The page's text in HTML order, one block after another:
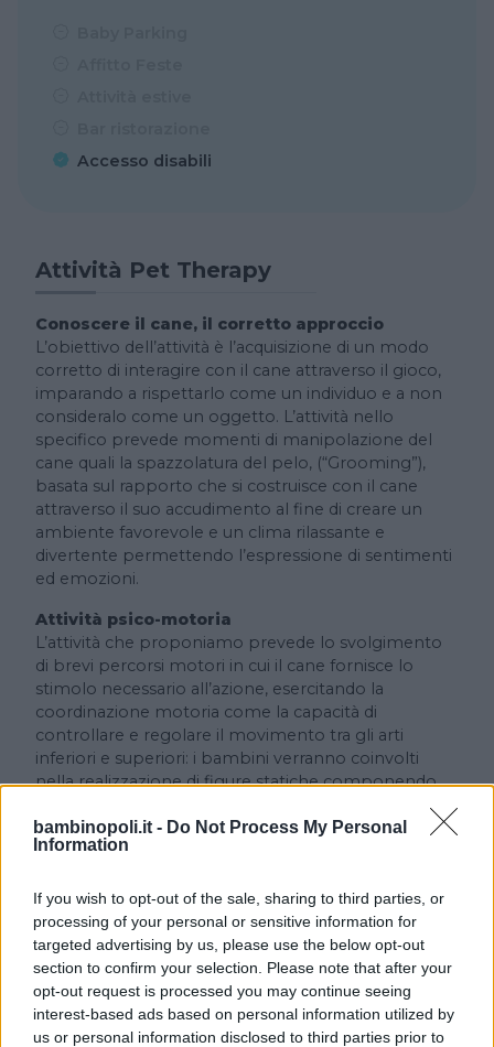
bambinopoli.it - Do Not Process My Personal
Information
If you wish to opt-out of the sale, sharing to third parties, or
processing of your personal or sensitive information for
targeted advertising by us, please use the below opt-out
section to confirm your selection. Please note that after your
opt-out request is processed you may continue seeing
interest-based ads based on personal information utilized by
us or personal information disclosed to third parties prior to
Accesso disabili
Attività Pet Therapy
Conoscere il cane, il corretto approccio
L’obiettivo dell’attività è l’acquisizione di un modo
corretto di interagire con il cane attraverso il gioco,
imparando a rispettarlo come un individuo e a non
consideralo come un oggetto. L’attività nello
specifico prevede momenti di manipolazione del
cane quali la spazzolatura del pelo, (“Grooming”),
basata sul rapporto che si costruisce con il cane
attraverso il suo accudimento al fine di creare un
ambiente favorevole e un clima rilassante e
divertente permettendo l’espressione di sentimenti
ed emozioni.
Attività psico-motoria
L’attività che proponiamo prevede lo svolgimento
di brevi percorsi motori in cui il cane fornisce lo
stimolo necessario all’azione, esercitando la
coordinazione motoria come la capacità di
controllare e regolare il movimento tra gli arti
inferiori e superiori: i bambini verranno coinvolti
nella realizzazione di figure statiche componendo
affrontare (tunnel e salti umani).
Al fine di incoraggiare la cooperazione, potenziare le
abilità comunicative, stimolare l’attenzione e
migliorare l’autostima si propongono momenti di
gioco collettivo in cui i bambini provano a mettersi
nelle “zampe” del cane partecipando a semplici
laboratori ludico-educativi quali: “Attento a dove
tocchi!” e “Attento a cosa mangia!”